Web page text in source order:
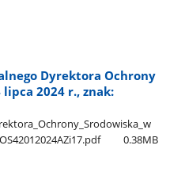
Dyrektora Ochrony
lipca 2024 r., znak:
0.38MB